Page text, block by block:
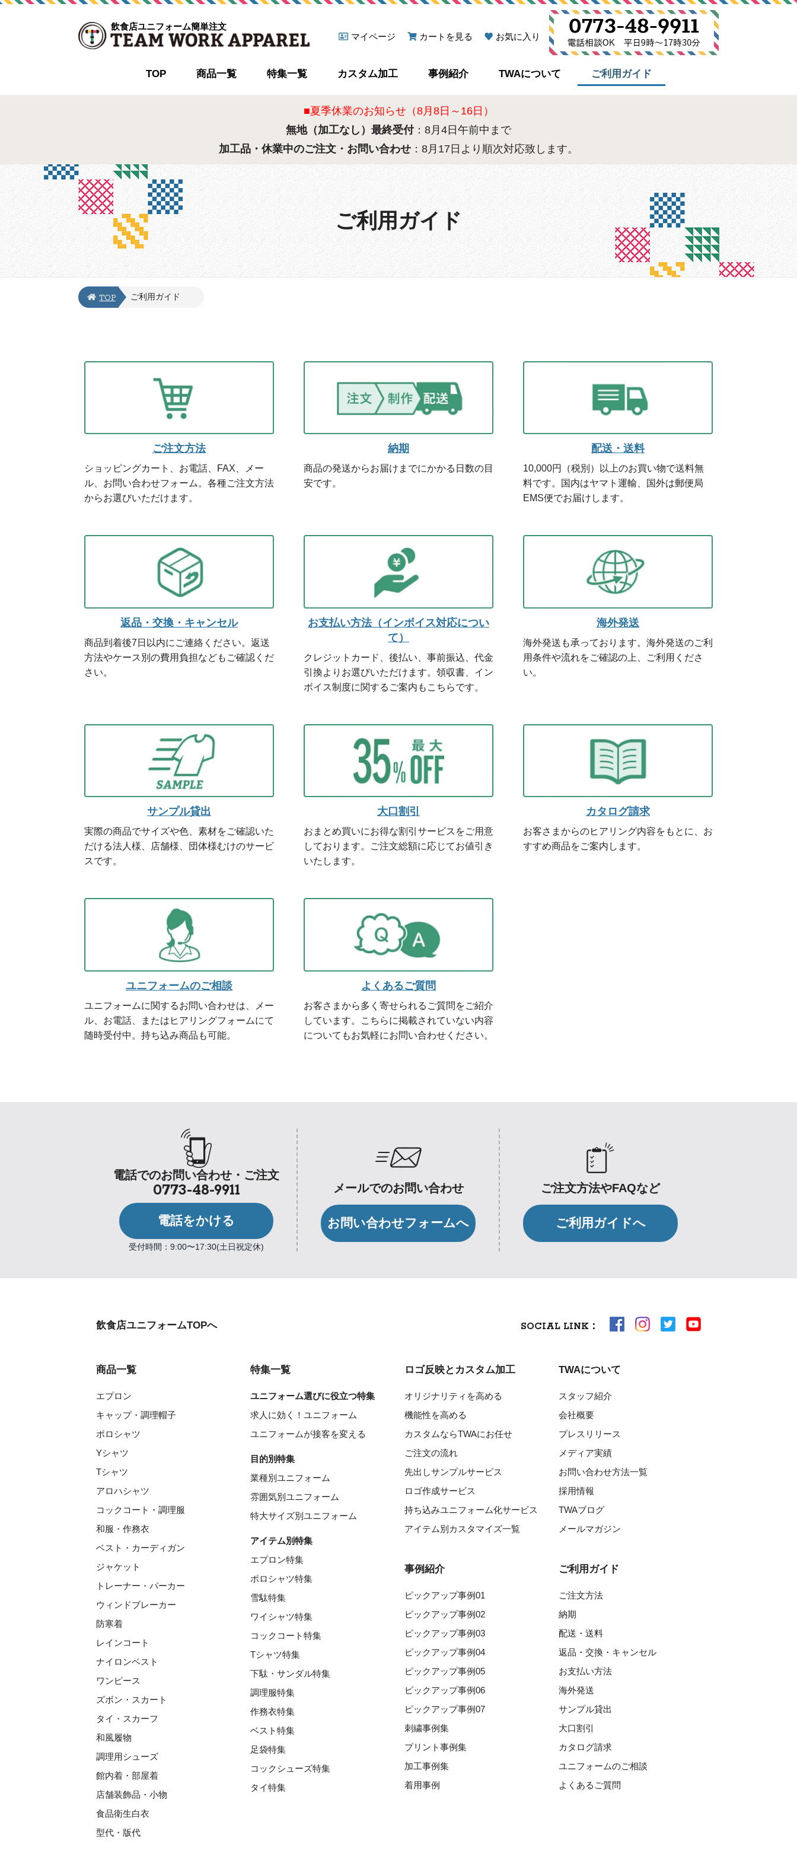
飲食店ユニフォーム簡単注文
マイページ
カートを見る お気に入り
TOP 商品一覧 特集一覧 カスタム加工 事例紹介 TWAについて ご利用ガイド
■夏季休業のお知らせ（8月8日～16日）
無地（加工なし）最終受付：8月4日午前中まで
加工品・休業中のご注文・お問い合わせ ：8月17日より順次対応致します。
ご利用ガイド
TOP ご利用ガイド
ご注文方法
ショッピングカート、お電話、FAX、メー
ル、お問い合わせフォーム。各種ご注文方法
からお選びいただけます。
納期
商品の発送からお届けまでにかかる日数の目
安です。
配送・送料
10,000円（税別）以上のお買い物で送料無
料です。国内はヤマト運輸、国外は郵便局
EMS便でお届けします。
返品・交換・キャンセル
商品到着後7日以内にご連絡ください。返送
方法やケース別の費用負担などもご確認くだ
さい。
お支払い方法（インボイス対応につい
て）
クレジットカード、後払い、事前振込、代金
引換よりお選びいただけます。領収書、イン
ボイス制度に関するご案内もこちらです。
海外発送
海外発送も承っております。海外発送のご利
用条件や流れをご確認の上、ご利用くださ
い。
サンプル貸出
実際の商品でサイズや色、素材をご確認いた
だける法人様、店舗様、団体様むけのサービ
スです。
大口割引
おまとめ買いにお得な割引サービスをご用意
しております。ご注文総額に応じてお値引き
いたします。
カタログ請求
お客さまからのヒアリング内容をもとに、お
すすめ商品をご案内します。
ユニフォームのご相談
ユニフォームに関するお問い合わせは、メー
ル、お電話、またはヒアリングフォームにて
随時受付中。持ち込み商品も可能。
よくあるご質問
お客さまから多く寄せられるご質問をご紹介
しています。こちらに掲載されていない内容
についてもお気軽にお問い合わせください。
電話でのお問い合わせ・ご注文
0773-48-9911
電話をかける
受付時間：9:00〜17:30(土日祝定休)
メールでのお問い合わせ
お問い合わせフォームへ
ご注文方法やFAQなど
ご利用ガイドへ
飲食店ユニフォームTOPへ SOCIAL LINK：
商品一覧
エプロン
キャップ・調理帽子
ポロシャツ
Yシャツ
Tシャツ
アロハシャツ
コックコート・調理服
和服・作務衣
ベスト・カーディガン
ジャケット
トレーナー・パーカー
ウィンドブレーカー
防寒着
レインコート
ナイロンベスト
ワンピース
ズボン・スカート
タイ・スカーフ
和風履物
調理用シューズ
館内着・部屋着
店舗装飾品・小物
食品衛生白衣
型代・版代
特集一覧
ユニフォーム選びに役立つ特集
求人に効く！ユニフォーム
ユニフォームが接客を変える
目的別特集
業種別ユニフォーム
雰囲気別ユニフォーム
特大サイズ別ユニフォーム
アイテム別特集
エプロン特集
ポロシャツ特集
雪駄特集
ワイシャツ特集
コックコート特集
Tシャツ特集
下駄・サンダル特集
調理服特集
作務衣特集
ベスト特集
足袋特集
コックシューズ特集
タイ特集
ロゴ反映とカスタム加工
オリジナリティを高める
機能性を高める
カスタムならTWAにお任せ
ご注文の流れ
先出しサンプルサービス
ロゴ作成サービス
持ち込みユニフォーム化サービス
アイテム別カスタマイズ一覧
事例紹介
ピックアップ事例01
ピックアップ事例02
ピックアップ事例03
ピックアップ事例04
ピックアップ事例05
ピックアップ事例06
ピックアップ事例07
刺繍事例集
プリント事例集
加工事例集
着用事例
TWAについて
スタッフ紹介
会社概要
プレスリリース
メディア実績
お問い合わせ方法一覧
採用情報
TWAブログ
メールマガジン
ご利用ガイド
ご注文方法
納期
配送・送料
返品・交換・キャンセル
お支払い方法
海外発送
サンプル貸出
大口割引
カタログ請求
ユニフォームのご相談
よくあるご質問